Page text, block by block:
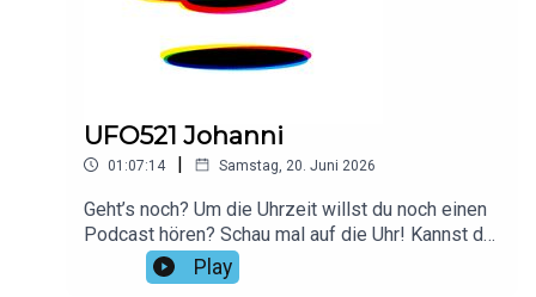
UFO521 Johanni
01:07:14 | Samstag, 20. Juni 2026
Geht’s noch? Um die Uhrzeit willst du noch einen
Podcast hören? Schau mal auf die Uhr! Kannst du
auch morgen hören den Kram jetzt gehts in die
FalleVielen Dank an Hendrik für das Intro!Hier
Play